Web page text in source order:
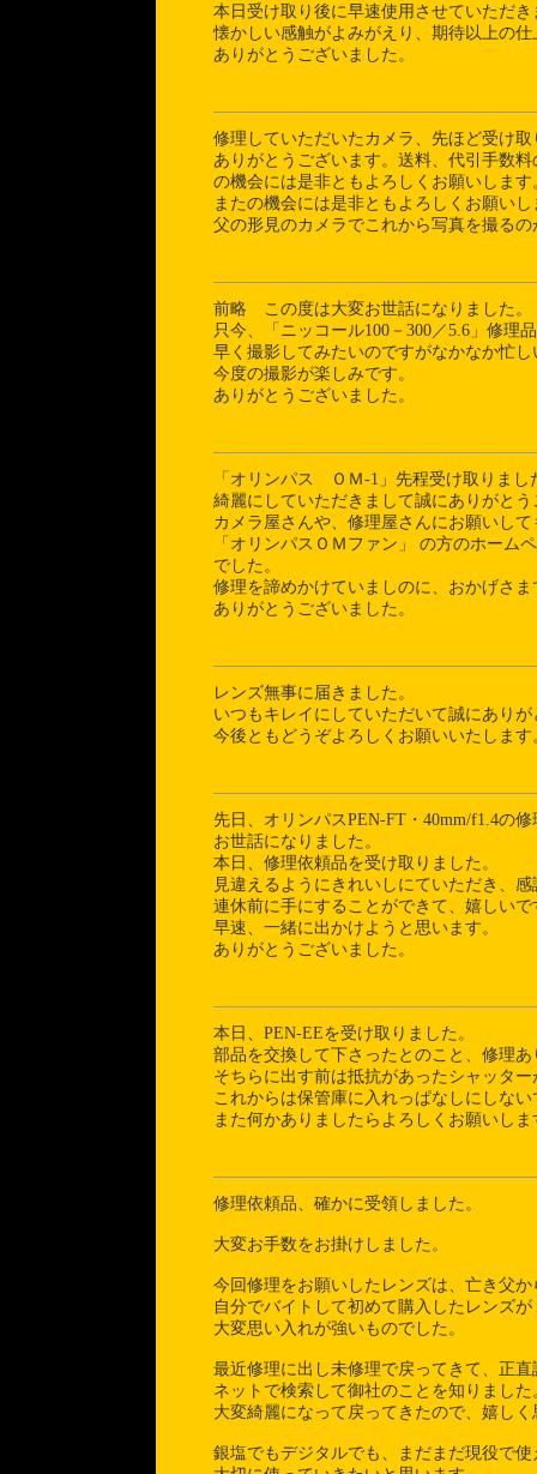
本日受け取り後に早速使用させていただき
懐かしい感触がよみがえり、期待以上の
ありがとうございました。
修理していただいたカメラ、先ほど受け取
ありがとうございます。送料、代引手数
の機会には是非ともよろしくお願いします
またの機会には是非ともよろしくお願いし
父の形見のカメラでこれから写真を撮る
前略 この度は大変お世話になりました。
只今、「ニッコール100－300／5.6」修理
早く撮影してみたいのですがなかなか忙
今度の撮影が楽しみです。
ありがとうございました。
「オリンパス ＯＭ-1」先程受け取りまし
綺麗にしていただきまして誠にありがとう
カメラ屋さんや、修理屋さんにお願いし
「オリンパスＯＭファン」 の方のホーム
でした。
修理を諦めかけていましのに、おかげさ
ありがとうございました。
レンズ無事に届きました。
いつもキレイにしていただいて誠にあり
今後ともどうぞよろしくお願いいたします
先日、オリンパスPEN-FT・40mm/f1.4の
お世話になりました。
本日、修理依頼品を受け取りました。
見違えるようにきれいしにていただき、
連休前に手にすることができて、嬉しいで
早速、一緒に出かけようと思います。
ありがとうございました。
本日、PEN-EEを受け取りました。
部品を交換して下さったとのこと、修理
そちらに出す前は抵抗があったシャッタ
これからは保管庫に入れっぱなしにしな
また何かありましたらよろしくお願いしま
修理依頼品、確かに受領しました。
大変お手数をお掛けしました。
今回修理をお願いしたレンズは、亡き父
自分でバイトして初めて購入したレンズ
大変思い入れが強いものでした。
最近修理に出し未修理で戻ってきて、正
ネットで検索して御社のことを知りました
大変綺麗になって戻ってきたので、嬉し
銀塩でもデジタルでも、まだまだ現役で